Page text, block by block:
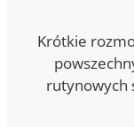
Krótkie
rutynowych